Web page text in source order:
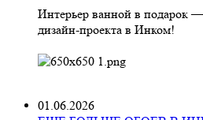
Интерьер ванной в подарок —
дизайн‑проекта в Инком!
01.06.2026